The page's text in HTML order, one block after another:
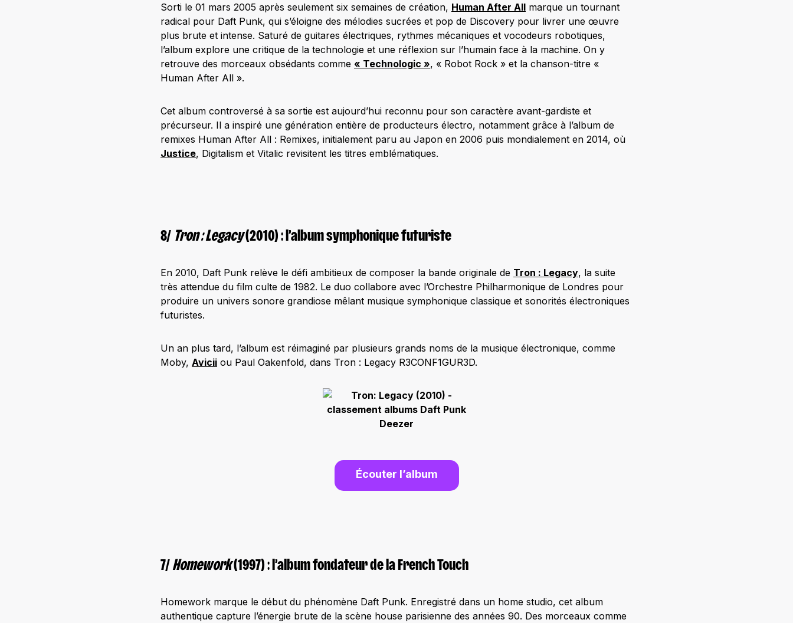
Sorti le 01 mars 2005 après seulement six semaines de création, Human After All marque un tournant
radical pour Daft Punk, qui s’éloigne des mélodies sucrées et pop de Discovery pour livrer une œuvre
plus brute et intense. Saturé de guitares électriques, rythmes mécaniques et vocodeurs robotiques,
l’album explore une critique de la technologie et une réflexion sur l’humain face à la machine. On y
retrouve des morceaux obsédants comme « Technologic », « Robot Rock » et la chanson-titre «
Human After All ».
Cet album controversé à sa sortie est aujourd’hui reconnu pour son caractère avant-gardiste et
précurseur. Il a inspiré une génération entière de producteurs électro, notamment grâce à l’album de
remixes Human After All : Remixes, initialement paru au Japon en 2006 puis mondialement en 2014, où
Justice, Digitalism et Vitalic revisitent les titres emblématiques.
8/ Tron : Legacy(2010) : l’album symphonique futuriste
En 2010, Daft Punk relève le défi ambitieux de composer la bande originale de Tron : Legacy, la suite
très attendue du film culte de 1982. Le duo collabore avec l’Orchestre Philharmonique de Londres pour
produire un univers sonore grandiose mêlant musique symphonique classique et sonorités électroniques
futuristes.
Un an plus tard, l’album est réimaginé par plusieurs grands noms de la musique électronique, comme
Moby, Avicii ou Paul Oakenfold, dans Tron : Legacy R3CONF1GUR3D.
Écouter l’album
7/ Homework(1997) : l’album fondateur de la French Touch
Homework marque le début du phénomène Daft Punk. Enregistré dans un home studio, cet album
authentique capture l’énergie brute de la scène house parisienne des années 90. Des morceaux comme